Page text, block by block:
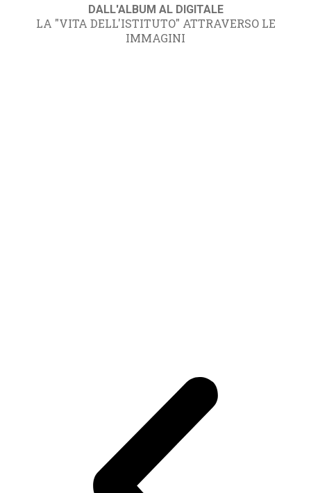
DALL'ALBUM AL DIGITALE
LA "VITA DELL'ISTITUTO" ATTRAVERSO LE
IMMAGINI